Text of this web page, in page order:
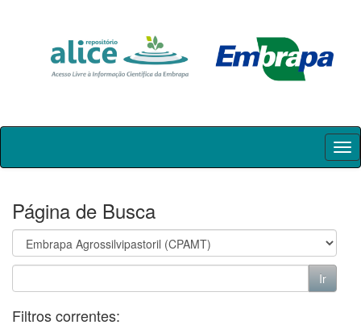
Skip
Página de Busca
Filtros correntes: